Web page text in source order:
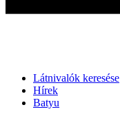
Látnivalók keresése
Hírek
Batyu